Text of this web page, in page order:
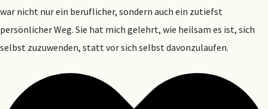
war nicht nur ein beruflicher, sondern auch ein zutiefst
persönlicher Weg. Sie hat mich gelehrt, wie heilsam es ist, sich
selbst zuzuwenden, statt vor sich selbst davonzulaufen.